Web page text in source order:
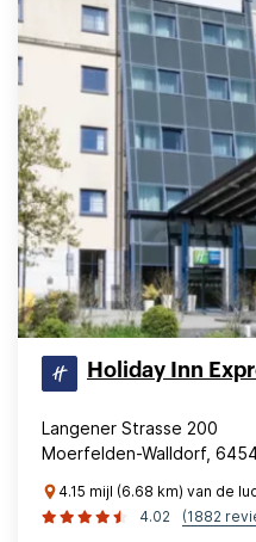
Holiday Inn
Langener Strasse 200
Moerfelden-Walldorf,
4.15 mijl (6.68 km) van de
4.02
(1882